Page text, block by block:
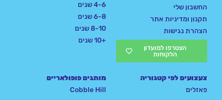
החשבון שלי
תקנון ומדיניות אתר
הצהרת נגישות
הצטרפו למועדון
הלקוחות
4-6 שנים
6-8 שנים
8-10 שנים
+10 שנים
צעצועים לפי קטגוריה
פאזלים
מותגים פופולאריים
Cobble Hill